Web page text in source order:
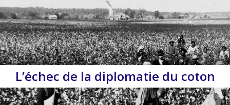
L’échec de la diplomatie du coton